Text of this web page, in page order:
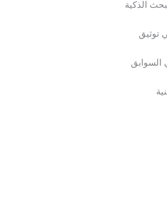
الذكية
توثيق
السوابق